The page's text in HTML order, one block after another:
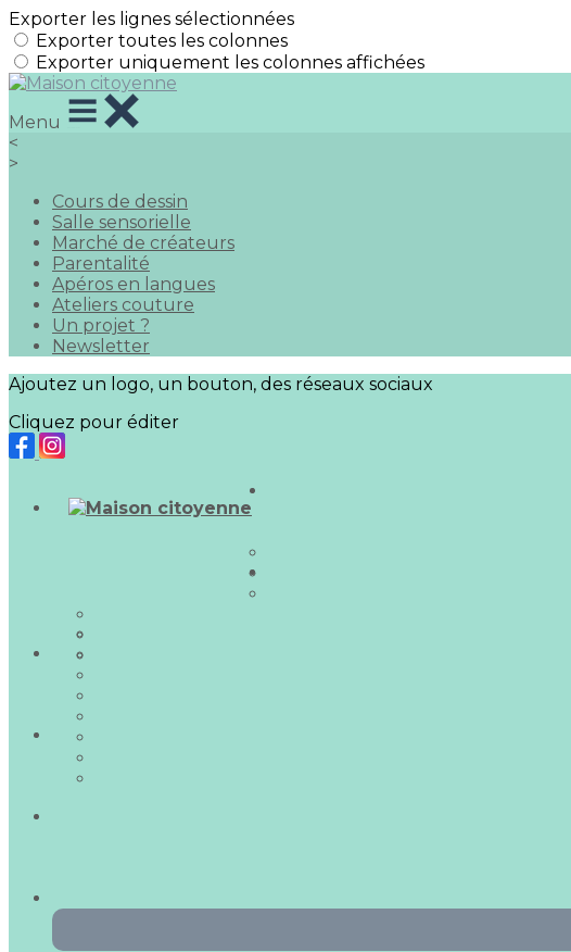
Exporter les lignes sélectionnées
Exporter toutes les colonnes
Exporter uniquement les colonnes affichées
Menu
<
>
Cours de dessin
Salle sensorielle
Marché de créateurs
Parentalité
Apéros en langues
Ateliers couture
Un projet ?
Newsletter
Ajoutez un logo, un bouton, des réseaux sociaux
Cliquez pour éditer